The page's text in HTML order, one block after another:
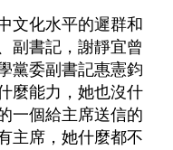
文化水平的遲群和
副書記，謝靜宜曾
黨委副書記惠憲鈞
麼能力，她也沒什
一個給主席送信的
主席，她什麼都不